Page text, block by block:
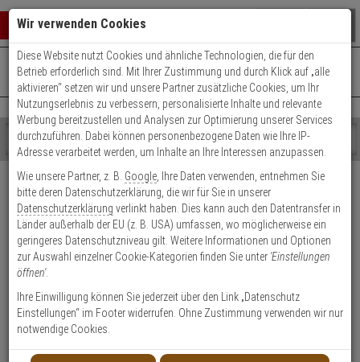
Warenkorb schließen
0 ARTIKEL IM WARENKORB
Ihr Warenkorb ist momentan leer.
Ergebnisse ()
Fertig
Shop
durchsuchen
geben
Sie
mindestens
Zeichen
ein,
um
Suche
wurde
noch
Kategorien
Suche
gestartet
+49 (0)821 899 493-0Mo. - Do.: 8:00 - 16:30 | Fr.: 8:00 - 14:00 Uhr
Kontaktservice nutzen
Wir verwenden Cookies
Diese Website nutzt Cookies und ähnliche Technologien, die für den
Betrieb erforderlich sind. Mit Ihrer Zustimmung und durch Klick auf „alle
aktivieren“ setzen wir und unsere Partner zusätzliche Cookies, um Ihr
Nutzungserlebnis zu verbessern, personalisierte Inhalte und relevante
Werbung bereitzustellen und Analysen zur Optimierung unserer Services
durchzuführen. Dabei können personenbezogene Daten wie Ihre IP-
Adresse verarbeitet werden, um Inhalte an Ihre Interessen anzupassen.
Wie unsere Partner, z. B. Google , Ihre Daten verwenden, entnehmen Sie
bitte deren Datenschutzerklärung, die wir für Sie in unserer
Datenschutzerklärung verlinkt haben. Dies kann auch den Datentransfer in
Länder außerhalb der EU (z. B. USA) umfassen, wo möglicherweise ein
geringeres Datenschutzniveau gilt. Weitere Informationen und Optionen
zur Auswahl einzelner Cookie-Kategorien finden Sie unter 'Einstellungen
öffnen'.
Ihre Einwilligung können Sie jederzeit über den Link „Datenschutz
Einstellungen“ im Footer widerrufen. Ohne Zustimmung verwenden wir nur
notwendige Cookies.